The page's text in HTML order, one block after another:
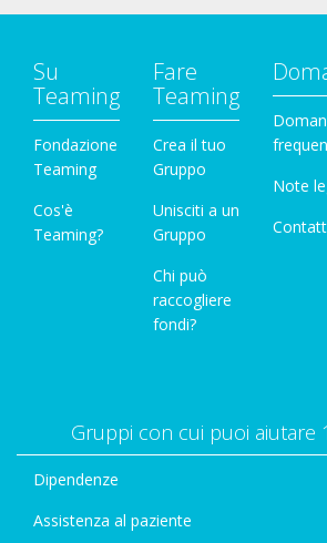
Su
Teaming
Fondazione
Teaming
Cos'è
Teaming?
Fare
Teaming
Crea il tuo
Gruppo
Unisciti a un
Gruppo
Chi può
raccogliere
fondi?
Note
Gruppi con cui puoi aiutare
Dipendenze
Assistenza al paziente